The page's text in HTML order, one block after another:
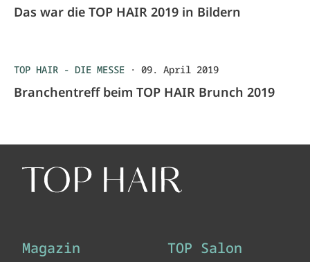
Das war die TOP HAIR 2019 in Bildern
TOP HAIR - DIE MESSE · 09. April 2019
Branchentreff beim TOP HAIR Brunch 2019
Magazin TOP Salon